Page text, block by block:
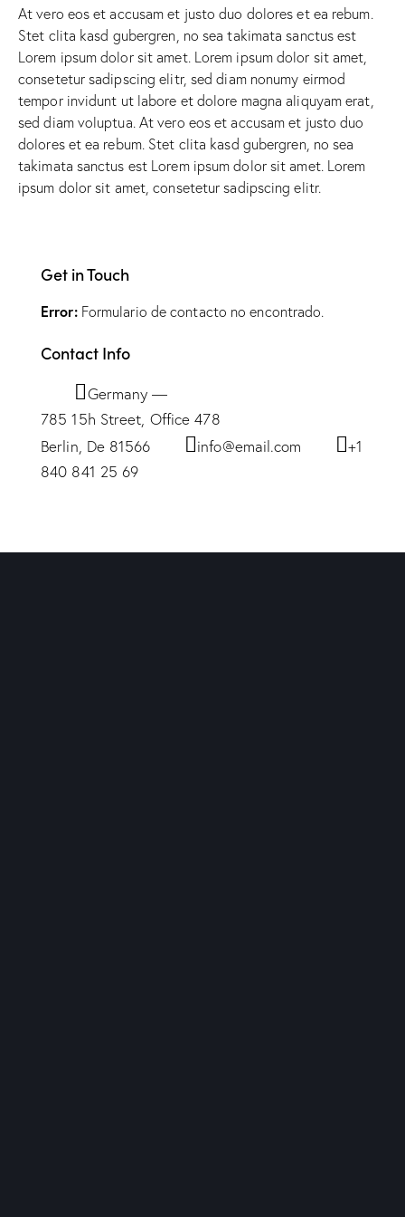
At vero eos et accusam et justo duo dolores et ea rebum.
Stet clita kasd gubergren, no sea takimata sanctus est
Lorem ipsum dolor sit amet. Lorem ipsum dolor sit amet,
consetetur sadipscing elitr, sed diam nonumy eirmod
tempor invidunt ut labore et dolore magna aliquyam erat,
sed diam voluptua. At vero eos et accusam et justo duo
dolores et ea rebum. Stet clita kasd gubergren, no sea
takimata sanctus est Lorem ipsum dolor sit amet. Lorem
ipsum dolor sit amet, consetetur sadipscing elitr.
Get in Touch
Error:Formulario de contacto no encontrado.
Contact Info
Germany —
785 15h Street, Office 478
Berlin, De 81566
info@email.com
+1
840 841 25 69